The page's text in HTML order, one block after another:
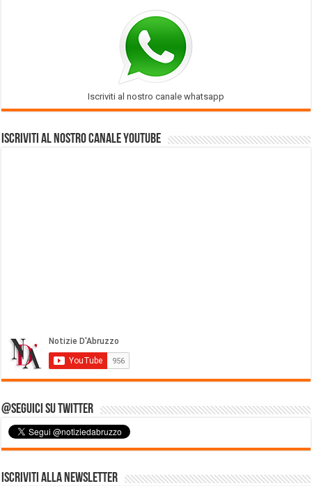
Iscriviti al nostro canale whatsapp
Iscriviti al nostro Canale Youtube
@Seguici su Twitter
Iscriviti alla Newsletter